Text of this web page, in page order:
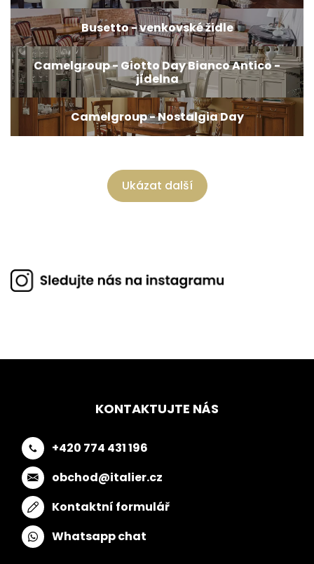
Busetto - venkovské židle
Camelgroup - Giotto Day Bianco Antico -
jídelna
Camelgroup - Nostalgia Day
Ukázat další
KONTAKTUJTE NÁS
+420 774 431 196
obchod@italier.cz
Kontaktní formulář
Whatsapp chat